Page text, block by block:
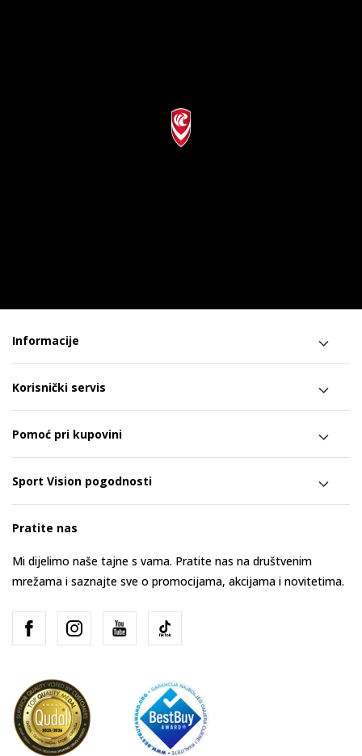
Informacije
Korisnički servis
Pomoć pri kupovini
Sport Vision pogodnosti
Pratite nas
Mi dijelimo naše tajne s vama. Pratite nas na društvenim
mrežama i saznajte sve o promocijama, akcijama i novitetima.